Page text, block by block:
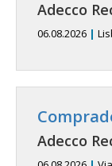
Adecco
06.08.2026 |
Adecco